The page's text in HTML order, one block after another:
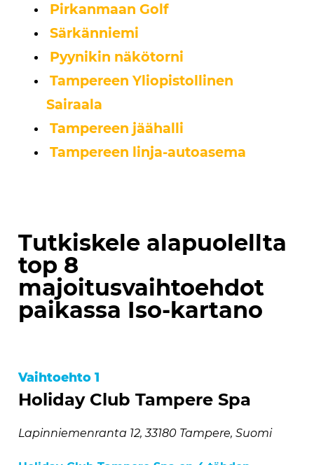
Pirkanmaan Golf
Särkänniemi
Pyynikin näkötorni
Tampereen Yliopistollinen
Sairaala
Tampereen jäähalli
Tampereen linja-autoasema
Tutkiskele alapuolellta
top 8
majoitusvaihtoehdot
paikassa Iso-kartano
Vaihtoehto 1
Holiday Club Tampere Spa
Lapinniemenranta 12, 33180 Tampere, Suomi